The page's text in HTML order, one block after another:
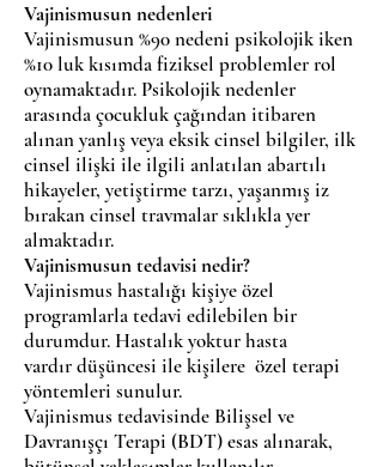
Vajinismusun nedenleri
Vajinismusun %90 nedeni psikolojik iken
%10 luk kısımda fiziksel problemler rol
oynamaktadır. Psikolojik nedenler
arasında çocukluk çağından itibaren
alınan yanlış veya eksik cinsel bilgiler, ilk
cinsel ilişki ile ilgili anlatılan abartılı
hikayeler, yetiştirme tarzı, yaşanmış iz
bırakan cinsel travmalar sıklıkla yer
almaktadır.
Vajinismusun tedavisi nedir?
Vajinismus hastalığı kişiye özel
programlarla tedavi edilebilen bir
durumdur. Hastalık yoktur hasta
vardır düşüncesi ile kişilere özel terapi
yöntemleri sunulur.
Vajinismus tedavisinde Bilişsel ve
Davranışçı Terapi (BDT) esas alınarak,